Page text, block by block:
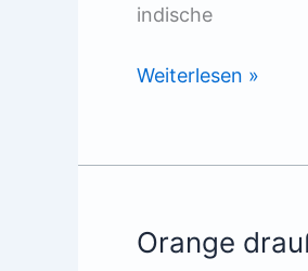
indische
Stahlgigant
bei
Weiterlesen »
Orange